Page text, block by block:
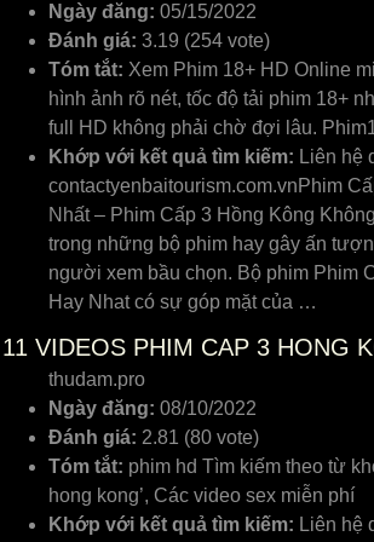
Ngày đăng: 05/15/2022
Đánh giá: 3.19 (254 vote)
Tóm tắt: Xem Phim 18+ HD Online
hình ảnh rõ nét, tốc độ tải phim 18+
full HD không phải chờ đợi lâu.
Khớp với kết quả tìm kiếm: Liên hệ
contactyenbaitourism.com.vnPhim
Nhất – Phim Cấp 3 Hồng Kông
trong những bộ phim hay gây ấn
người xem bầu chọn. Bộ phim Phim
Hay Nhat có sự góp mặt của …
11 VIDEOS PHIM CAP 3 HONG
thudam.pro
Ngày đăng: 08/10/2022
Đánh giá: 2.81 (80 vote)
Tóm tắt: phim hd Tìm kiếm theo từ
hong kong’, Các video sex miễn phí
Khớp với kết quả tìm kiếm: Liên hệ